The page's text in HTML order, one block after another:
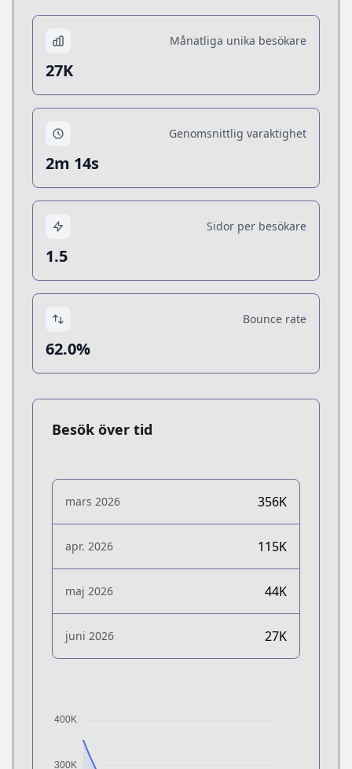
Månatliga unika besökare
27K
Genomsnittlig varaktighet
2m 14s
Sidor per besökare
1.5
Bounce rate
62.0%
Besök över tid
mars 2026 356K
apr. 2026 115K
maj 2026 44K
juni 2026 27K